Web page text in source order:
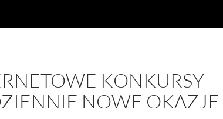
KONKURSY –
NOWE OKAZJE